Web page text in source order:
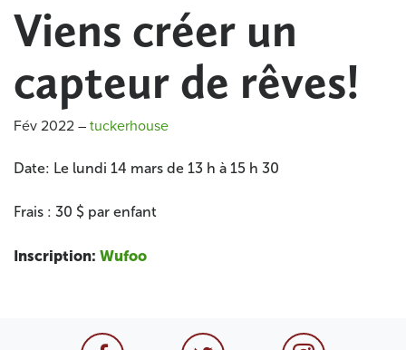
Viens créer un
capteur de rêves!
Fév 2022–tuckerhouse
Date: Le lundi 14 mars de 13 h à 15 h 30
Frais : 30 $ par enfant
Inscription: Wufoo